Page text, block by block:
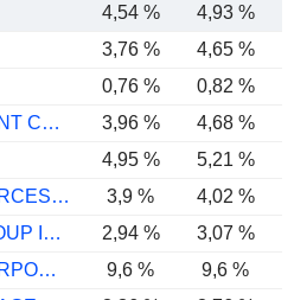
4,54 % 4,93 %
3,76 % 4,65 %
0,76 %
0,82 %
ARES MANAGEMENT CORPORATION
3,96 % 4,68 %
4,95 % 5,21 %
FRANKLIN RESOURCES, INC.
3,9 % 4,02 %
THE CARLYLE GROUP INC.
2,94 % 3,07 %
ARES CAPITAL CORPORATION
9,6 % 9,6 %